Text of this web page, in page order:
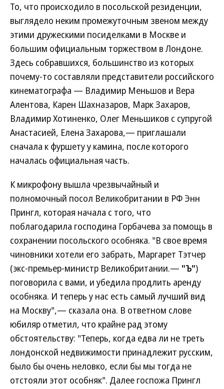
То, что происходило в посольской резиденции,
выглядело неким промежуточным звеном между
этими дружескими посиделками в Москве и
большим официальным торжеством в Лондоне.
Здесь собравшихся, большинство из которых
почему-то составляли представители российского
кинематографа — Владимир Меньшов и Вера
Алентова, Карен Шахназаров, Марк Захаров,
Владимир Хотиненко, Олег Меньшиков с супругой
Анастасией, Елена Захарова,— приглашали
сначала к фуршету у камина, после которого
началась официальная часть.
К микрофону вышла чрезвычайный и
полномочный посол Великобритании в РФ Энн
Прингл, которая начала с того, что
поблагодарила господина Горбачева за помощь в
сохранении посольского особняка. "В свое время
чиновники хотели его забрать, Маргарет Тэтчер
(экс-премьер-министр Великобритании.— "Ъ")
поговорила с вами, и убедила продлить аренду
особняка. И теперь у нас есть самый лучший вид
на Москву",— сказала она. В ответном слове
юбиляр отметил, что крайне рад этому
обстоятельству: "Теперь, когда едва ли не треть
лондонской недвижимости принадлежит русским,
было бы очень неловко, если бы мы тогда не
отстояли этот особняк". Далее госпожа Прингл